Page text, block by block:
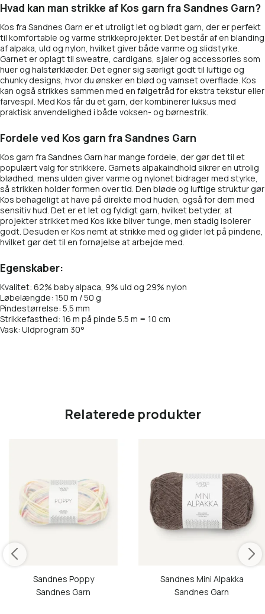
Hvad kan man strikke af Kos garn fra Sandnes Garn?
Kos fra Sandnes Garn er et utroligt let og blødt garn, der er perfekt
til komfortable og varme strikkeprojekter. Det består af en blanding
af alpaka, uld og nylon, hvilket giver både varme og slidstyrke.
Garnet er oplagt til sweatre, cardigans, sjaler og accessories som
huer og halstørklæder. Det egner sig særligt godt til luftige og
chunky designs, hvor du ønsker en blød og vamset overflade. Kos
kan også strikkes sammen med en følgetråd for ekstra tekstur eller
farvespil. Med Kos får du et garn, der kombinerer luksus med
praktisk anvendelighed i både voksen- og børnestrik.
Fordele ved Kos garn fra Sandnes Garn
Kos garn fra Sandnes Garn har mange fordele, der gør det til et
populært valg for strikkere. Garnets alpakaindhold sikrer en utrolig
blødhed, mens ulden giver varme og nylonet bidrager med styrke,
så strikken holder formen over tid. Den bløde og luftige struktur gør
Kos behageligt at have på direkte mod huden, også for dem med
sensitiv hud. Det er et let og fyldigt garn, hvilket betyder, at
projekter strikket med Kos ikke bliver tunge, men stadig isolerer
godt. Desuden er Kos nemt at strikke med og glider let på pindene,
hvilket gør det til en fornøjelse at arbejde med.
Egenskaber:
Kvalitet: 62% baby alpaca, 9% uld og 29% nylon
Løbelængde: 150 m / 50 g
Pindestørrelse: 5.5 mm
Strikkefasthed: 16 m på pinde 5.5 m = 10 cm
Vask: Uldprogram 30°
Relaterede produkter
Sandnes Poppy
Sandnes Garn
Sandnes Mini Alpakka
Sandnes Garn